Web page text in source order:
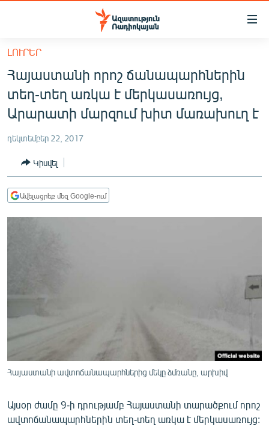
Մատչելիության
հիմնական
բովանդակությանը
Անցնել
հիմնական
մենյուին
ՀԱՅԱՍՏԱՆ
ՔԱՂԱՔԱԿԱՆ
ՀԱՍԱՐԱԿՈՒԹՅՈՒՆ
ՏՆՏԵՍՈՒԹՅՈՒՆ
ՂԱՐԱԲԱՂ
ՄՇԱԿՈՒՅԹ
ԱՐԽԻՎ
ԼՈՒՐԵՐ
Հայաստանի որոշ ճանապարհներին
տեղ-տեղ առկա է մերկասառույց,
Արարատի մարզում խիտ մառախուղ է
դեկտեմբեր 22, 2017
Կիսվել
Ավելացրեք մեզ Google-ում
Հայաստանի ավտոճանապարհներից մեկը ձմռանը, արխիվ
Այսօր ժամը 9-ի դրությամբ Հայաստանի տարածքում որոշ
ավտոճանապարհներին տեղ-տեղ առկա է մերկասառույց: